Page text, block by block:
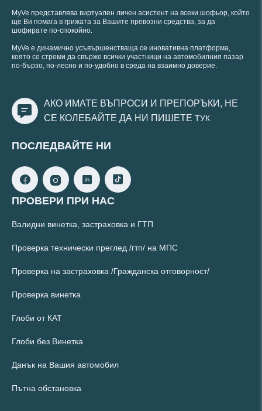
MyVe представлява виртуален личен асистент на всеки шофьор, който
ще Ви помага в грижата за Вашите превозни средства, за да
шофирате по-спокойно.
MyVe е динамично усъвършенстваща се иновативна платформа,
която се стреми да свърже всички участници на автомобилния пазар
по-бързо, по-лесно и по-удобно в среда на взаимно доверие.
АКО ИМАТЕ ВЪПРОСИ И ПРЕПОРЪКИ, НЕ
СЕ КОЛЕБАЙТЕ ДА НИ ПИШЕТЕ ТУК
ПОСЛЕДВАЙТЕ НИ
ПРОВЕРИ ПРИ НАС
Валидни винетка, застраховка и ГТП
Проверка технически преглед /гтп/ на МПС
Проверка на застраховка /Гражданска отговорност/
Проверка винетка
Глоби от КАТ
Глоби без Винетка
Данък на Вашия автомобил
Пътна обстановка